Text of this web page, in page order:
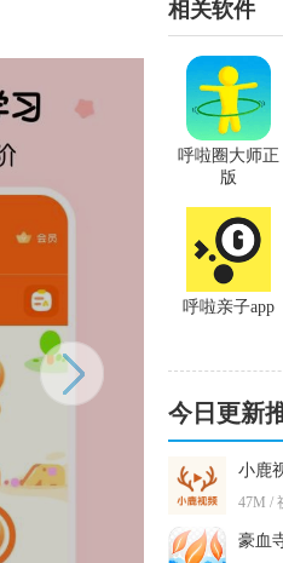
相关软件
呼啦圈大师正
版
呼啦亲子app
今日更新
小鹿
47M /
豪血